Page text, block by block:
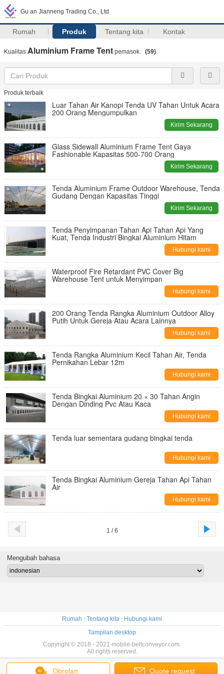
Gu an Jianneng Trading Co., Ltd
Rumah Produk Tentang kita Kontak
Kualitas Aluminium Frame Tent pemasok. (59)
Produk terbaik
Luar Tahan Air Kanopi Tenda UV Tahan Untuk Acara
200 Orang Mengumpulkan
Kirim Sekarang
Glass Sidewall Aluminium Frame Tent Gaya
Fashionable Kapasitas 500-700 Orang
Kirim Sekarang
Tenda Aluminium Frame Outdoor Warehouse, Tenda
Gudang Dengan Kapasitas Tinggi
Kirim Sekarang
Tenda Penyimpanan Tahan Api Tahan Api Yang
Kuat, Tenda Industri Bingkai Aluminium Hitam
Hubungi kami
Waterproof Fire Retardant PVC Cover Big
Warehouse Tent untuk Menyimpan
Hubungi kami
200 Orang Tenda Rangka Aluminium Outdoor Alloy
Putih Untuk Gereja Atau Acara Lainnya
Hubungi kami
Tenda Rangka Aluminium Kecil Tahan Air, Tenda
Pernikahan Lebar 12m
Hubungi kami
Tenda Bingkai Aluminium 20 × 30 Tahan Angin
Dengan Dinding Pvc Atau Kaca
Hubungi kami
Tenda luar sementara gudang bingkai tenda
Hubungi kami
Tenda Bingkai Aluminium Gereja Tahan Api Tahan
Air
Hubungi kami
1 / 6
Obrolan Quote request
Mengubah bahasa
Rumah Tentang kita
Hubungi kami
Tampilan desktop
Copyright © 2018 - 2021 mobile-beltconveyor.com.
All rights reserved.